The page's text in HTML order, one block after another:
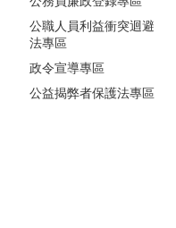
公職人員利益衝突迴避
法專區
政令宣導專區
公益揭弊者保護法專區